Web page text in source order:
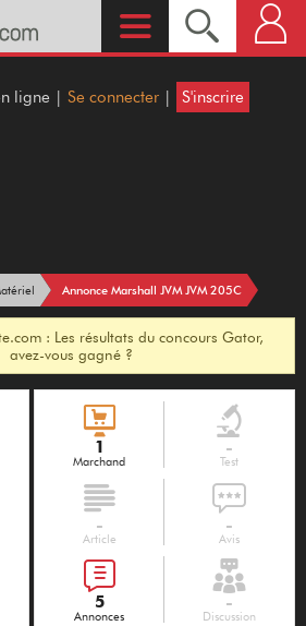
ligne | Se connecter | S'inscrire
Annonce Marshall JVM JVM 205C
: Les résultats du concours Gator,
avez-vous gagné ?
1
Marchand
-
Test
-
Article
-
Avis
5
Annonces
-
Discussion